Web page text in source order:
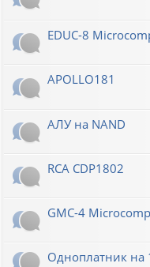
EDUC-8
APOLLO181
АЛУ на NAND
RCA CDP1802
GMC-4
Одноплатник на